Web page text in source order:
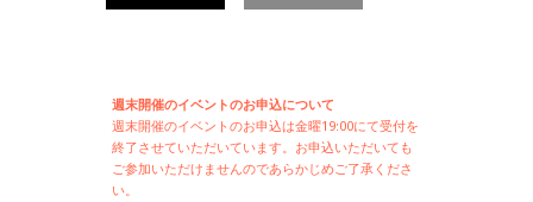
週末開催のイベントのお申込について
週末開催のイベントのお申込は金曜19:00にて受付を
終了させていただいています。お申込いただいても
ご参加いただけませんのであらかじめご了承くださ
い。